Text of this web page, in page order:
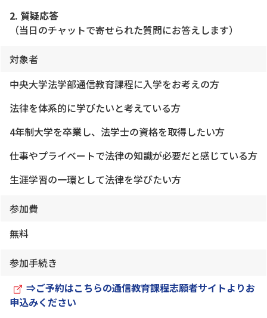
2. 質疑応答
（当日のチャットで寄せられた質問にお答えします）
対象者
中央大学法学部通信教育課程に入学をお考えの方
法律を体系的に学びたいと考えている方
4年制大学を卒業し、法学士の資格を取得したい方
仕事やプライベートで法律の知識が必要だと感じている方
生涯学習の一環として法律を学びたい方
参加費
無料
参加手続き
⇒ご予約はこちらの通信教育課程志願者サイトよりお
申込みください